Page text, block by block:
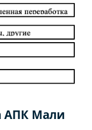
АПК Мали